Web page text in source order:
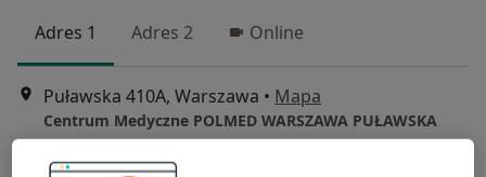
Adres 1 Adres 2 Online
Puławska 410A, Warszawa • Mapa
Centrum Medyczne POLMED WARSZAWA PUŁAWSKA